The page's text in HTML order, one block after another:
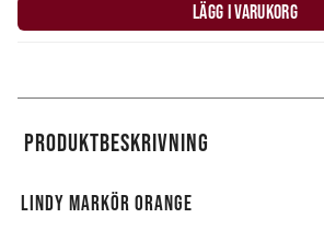
LÄGG I VARUKORG
PRODUKTBESKRIVNING
LINDY MARKÖR ORANGE